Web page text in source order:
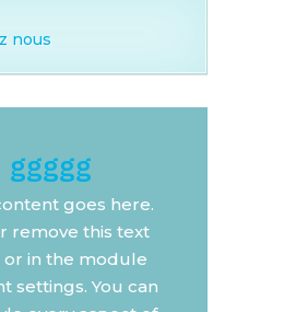
nous
ggggg
goes here.
remove this text
or in the module
settings. You can